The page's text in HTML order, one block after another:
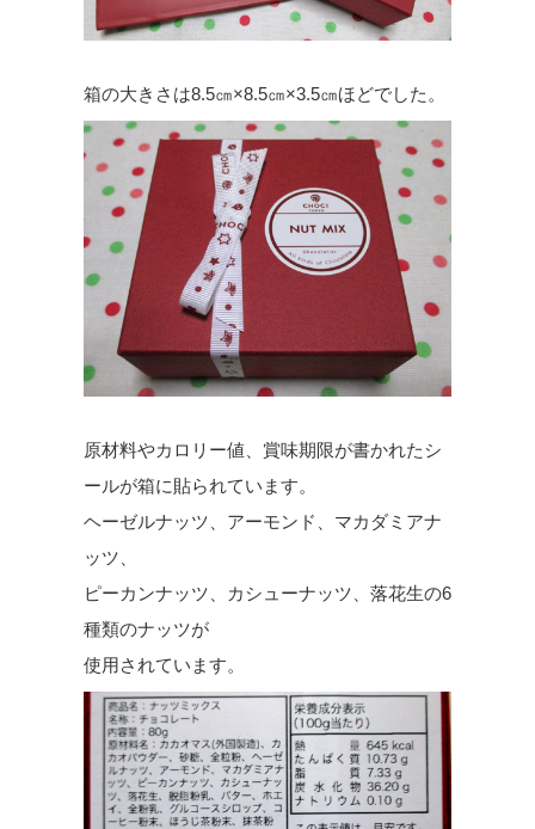
箱の大きさは8.5㎝×8.5㎝×3.5㎝ほどでした。
原材料やカロリー値、賞味期限が書かれたシ
ールが箱に貼られています。
ヘーゼルナッツ、アーモンド、マカダミアナ
ッツ、
ピーカンナッツ、カシューナッツ、落花生の6
種類のナッツが
使用されています。